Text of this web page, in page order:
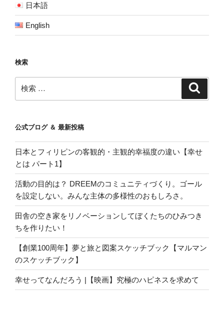
日本語
English
検索
索:
公式ブログ ＆ 最新投稿
日本とフィリピンの客観的・主観的幸福度の違い【幸せ
とは パート1】
活動の目的は？ DREEMのコミュニティづくり。ゴール
を設定しない。みんな主体の多様性のおもしろさ。
田舎の空き家をリノベーションしてぼくたちのひみつき
ちを作りたい！
【創業100周年】夢と旅と図案スケッチブック【マルマン
のスケッチブック】
幸せってなんだろう |【映画】究極のハピネスを求めて